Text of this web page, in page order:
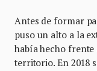
Antes de formar
puso un alto a la
había hecho frente
territorio. En 2018